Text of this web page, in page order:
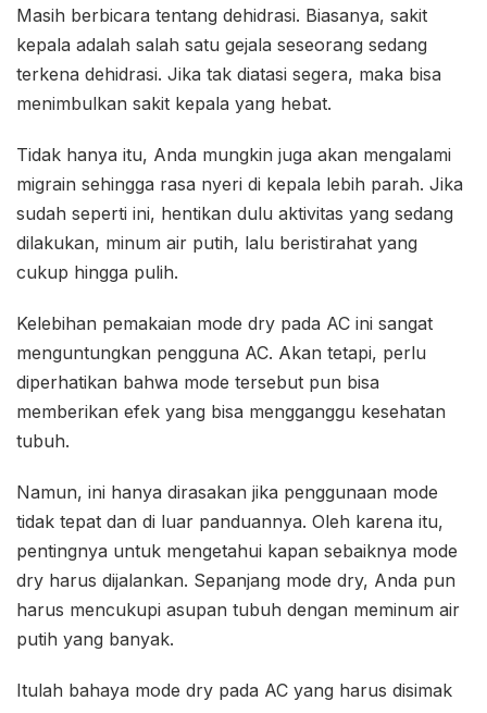
Masih berbicara tentang dehidrasi. Biasanya, sakit
kepala adalah salah satu gejala seseorang sedang
terkena dehidrasi. Jika tak diatasi segera, maka bisa
menimbulkan sakit kepala yang hebat.
Tidak hanya itu, Anda mungkin juga akan mengalami
migrain sehingga rasa nyeri di kepala lebih parah. Jika
sudah seperti ini, hentikan dulu aktivitas yang sedang
dilakukan, minum air putih, lalu beristirahat yang
cukup hingga pulih.
Kelebihan pemakaian mode dry pada AC ini sangat
menguntungkan pengguna AC. Akan tetapi, perlu
diperhatikan bahwa mode tersebut pun bisa
memberikan efek yang bisa mengganggu kesehatan
tubuh.
Namun, ini hanya dirasakan jika penggunaan mode
tidak tepat dan di luar panduannya. Oleh karena itu,
pentingnya untuk mengetahui kapan sebaiknya mode
dry harus dijalankan. Sepanjang mode dry, Anda pun
harus mencukupi asupan tubuh dengan meminum air
putih yang banyak.
Itulah bahaya mode dry pada AC yang harus disimak